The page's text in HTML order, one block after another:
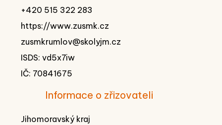
+420 515 322 283
https://www.zusmk.cz
zusmkrumlov@skolyjm.cz
ISDS: vd5x7iw
IČ: 70841675
Informace o zřizovateli
Jihomoravský kraj